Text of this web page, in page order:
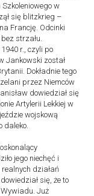
w
się blitzkrieg –
Francję. Odcinki
strzału.
r., czyli po
Jankowski został
Dokładnie tego
przez Niemców
dowiedział się
Artylerii Lekkiej w
wojskową
daleko.
jego niechęć i
działań
się, że to
Wywiadu. Już